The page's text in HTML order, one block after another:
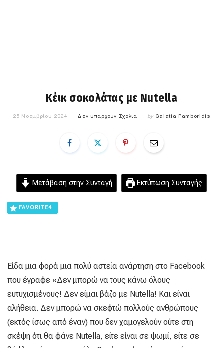
Κέικ σοκολάτας με Nutella
25 Νοεμβρίου 2024 Δεν υπάρχουν Σχόλια by Galatia Pamboridis
Μετάβαση στην Συνταγή Εκτύπωση Συνταγής
FAVORITE4
Είδα μια φορά μια πολύ αστεία ανάρτηση στο Facebook
που έγραφε «Δεν μπορώ να τους κάνω όλους
ευτυχισμένους! Δεν είμαι βάζο με Nutella! Και είναι
αλήθεια. Δεν μπορώ να σκεφτώ πολλούς ανθρώπους
(εκτός ίσως από έναν) που δεν χαμογελούν ούτε στη
σκέψη ότι θα φάνε Nutella, είτε είναι σε ψωμί, είτε σε